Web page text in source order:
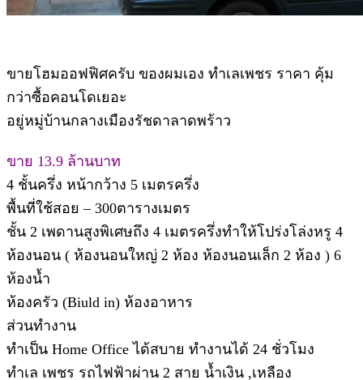
ขายโฮมออฟฟิศครับ ของผมเอง ทำเลเพชร ราคา คุ้ม
กว่าซื้อคอนโดเยอะ
อยู่หมู่บ้านกลางเมืองรัชดาลาดพร้าว
ขาย 13.9 ล้านบาท
4 ชั้นครึ่ง หน้ากว้าง 5 เมตรครึ่ง
พื้นที่ใช้สอย – 300ตารางเมตร
ชั้น 2 เพดานสูงพิเศษถึง 4 เมตรครึ่งทำให้โปร่งโล่งหรู 4
ห้องนอน ( ห้องนอนใหญ่ 2 ห้อง ห้องนอนเล็ก 2 ห้อง ) 6
ห้องน้ำ
ห้องครัว (Biuld in) ห้องอาหาร
ส่วนทำงาน
ทำเป็น Home Office ได้สบาย ทำงานได้ 24 ชั่วโมง
ทำเล เพชร รถไฟฟ้าผ่าน 2 สาย น้ำเงิน ,เหลือง